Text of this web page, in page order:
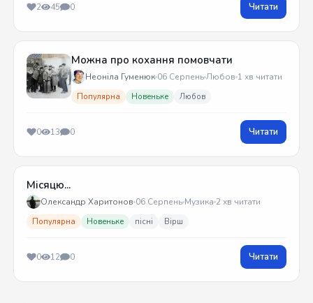
2 45 0 Читати
Можна про кохання помовчати
Неоніла Гуменюк 06 СерпеньЛюбов 1 хв читати
Популярна Новеньке Любов
0 13 0 Читати
Місяцю...
Олександр Харитонов 06 Серпень Музика 2 хв читати
Популярна Новеньке пісні Вірш
0 12 0 Читати